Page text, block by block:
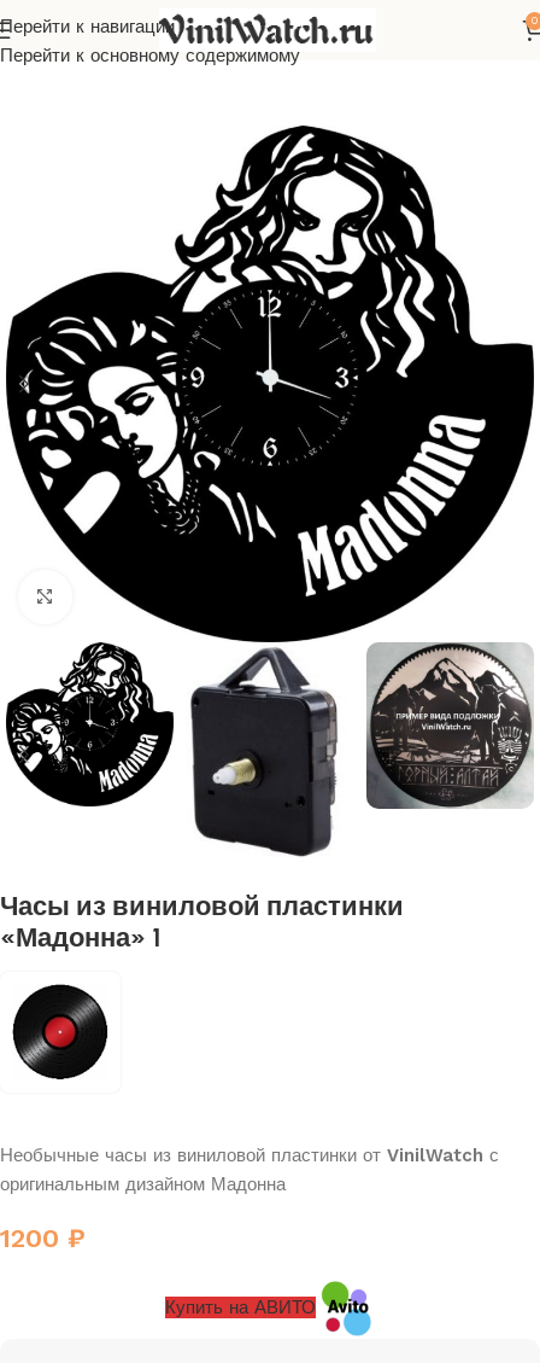
Перейти к навигации
Перейти к основному содержимому
0
Часы из виниловой пластинки Зарубежная музыка
Нажмите, чтобы увеличить
Часы из виниловой пластинки
«Мадонна» 1
Необычные часы из виниловой пластинки от VinilWatch с
оригинальным дизайном Мадонна
1200 ₽
Купить на АВИТО